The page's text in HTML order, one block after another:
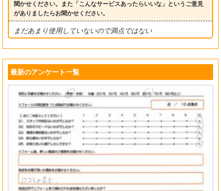
聞かせください。また「こんなサービスあったらいいな」というご意見
がありましたらお聞かせください。
まだあまり使用していないので満点ではない
最新のアンケート一覧